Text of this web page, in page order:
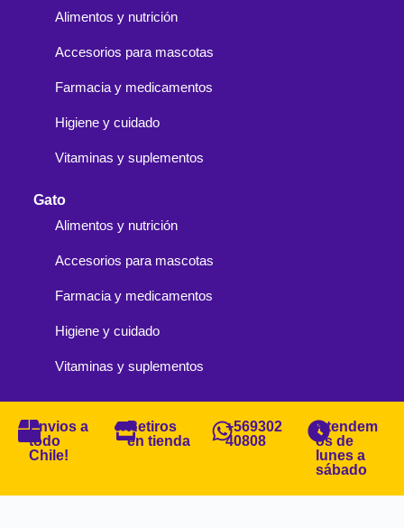
Alimentos y nutrición
Accesorios para mascotas
Farmacia y medicamentos
Higiene y cuidado
Vitaminas y suplementos
Gato
Alimentos y nutrición
Accesorios para mascotas
Farmacia y medicamentos
Higiene y cuidado
Vitaminas y suplementos
Envios a
todo
Chile!
Retiros
en tienda
+569302
40808
Atendem
os de
lunes a
sábado